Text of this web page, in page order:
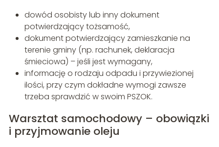
dowód osobisty lub inny dokument
potwierdzający tożsamość,
dokument potwierdzający zamieszkanie na
terenie gminy (np. rachunek, deklaracja
śmieciowa) – jeśli jest wymagany,
informację o rodzaju odpadu i przywiezionej
ilości, przy czym dokładne wymogi zawsze
trzeba sprawdzić w swoim PSZOK.
Warsztat samochodowy – obowiązki
i przyjmowanie oleju